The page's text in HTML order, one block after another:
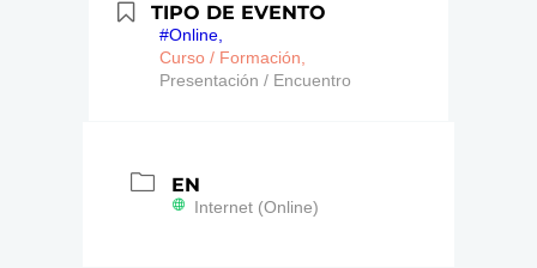
TIPO DE EVENTO
#Online,
Curso / Formación,
Presentación / Encuentro
EN
Internet (Online)